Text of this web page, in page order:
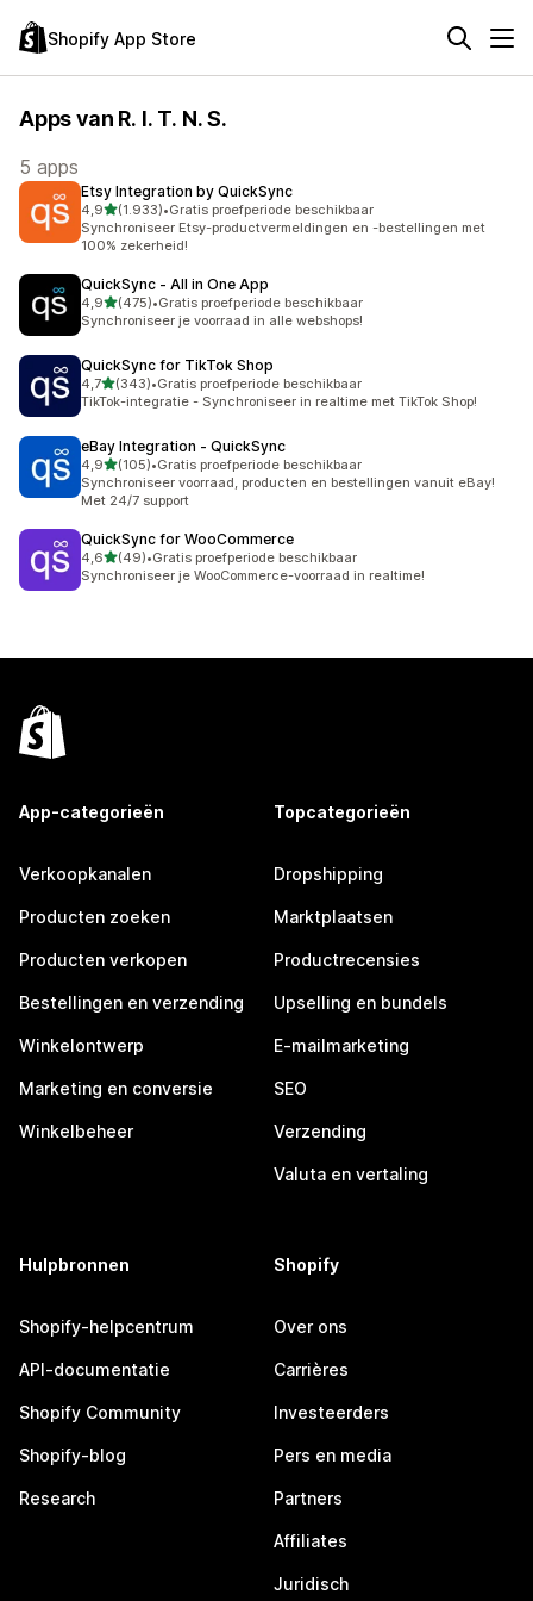
Shopify App Store
Apps van R. I. T. N. S.
5 apps
Etsy Integration by QuickSync
4,9van 5 sterren
(1.933)
1933 recensies in totaal
•Gratis proefperiode beschikbaar
Synchroniseer Etsy-productvermeldingen en -bestellingen met
100% zekerheid!
QuickSync ‑ All in One App
4,9van 5 sterren
(475)
475 recensies in totaal
•Gratis proefperiode beschikbaar
Synchroniseer je voorraad in alle webshops!
QuickSync for TikTok Shop
4,7van 5 sterren
(343)
343 recensies in totaal
•Gratis proefperiode beschikbaar
TikTok-integratie - Synchroniseer in realtime met TikTok Shop!
eBay Integration ‑ QuickSync
4,9van 5 sterren
(105)
105 recensies in totaal
•Gratis proefperiode beschikbaar
Synchroniseer voorraad, producten en bestellingen vanuit eBay!
Met 24/7 support
QuickSync for WooCommerce
4,6van 5 sterren
(49)
49 recensies in totaal
•Gratis proefperiode beschikbaar
Synchroniseer je WooCommerce-voorraad in realtime!
App-categorieën
Verkoopkanalen
Producten zoeken
Producten verkopen
Bestellingen en verzending
Winkelontwerp
Marketing en conversie
Winkelbeheer
Topcategorieën
Dropshipping
Marktplaatsen
Productrecensies
Upselling en bundels
E-mailmarketing
SEO
Verzending
Valuta en vertaling
Hulpbronnen
Shopify-helpcentrum
API-documentatie
Shopify Community
Shopify-blog
Research
Shopify
Over ons
Carrières
Investeerders
Pers en media
Partners
Affiliates
Juridisch